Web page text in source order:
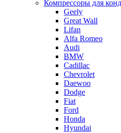
Компрессоры для
Geely
Great Wall
Lifan
Alfa Romeo
Audi
BMW
Cadillac
Chevrolet
Daewoo
Dodge
Fiat
Ford
Honda
Hyundai